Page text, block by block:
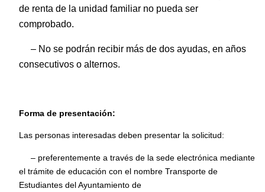
de renta de la unidad familiar no pueda ser
comprobado.
– No se podrán recibir más de dos ayudas, en años
consecutivos o alternos.
Forma de presentación:
Las personas interesadas deben presentar la solicitud:
– preferentemente a través de la sede electrónica mediante
el trámite de educación con el nombre Transporte de
Estudiantes del Ayuntamiento de